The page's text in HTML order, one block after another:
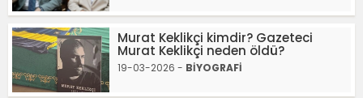
Murat Keklikçi kimdir? Gazeteci
Murat Keklikçi neden öldü?
19-03-2026 - BİYOGRAFİ